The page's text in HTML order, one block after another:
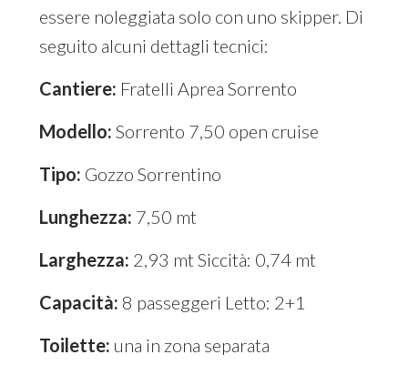
essere noleggiata solo con uno skipper. Di
seguito alcuni dettagli tecnici:
Cantiere: Fratelli Aprea Sorrento
Modello: Sorrento 7,50 open cruise
Tipo: Gozzo Sorrentino
Lunghezza: 7,50 mt
Larghezza: 2,93 mt Siccità: 0,74 mt
Capacità: 8 passeggeri Letto: 2+1
Toilette: una in zona separata